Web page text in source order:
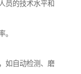
员的技术水平和
。
如自动检测、磨